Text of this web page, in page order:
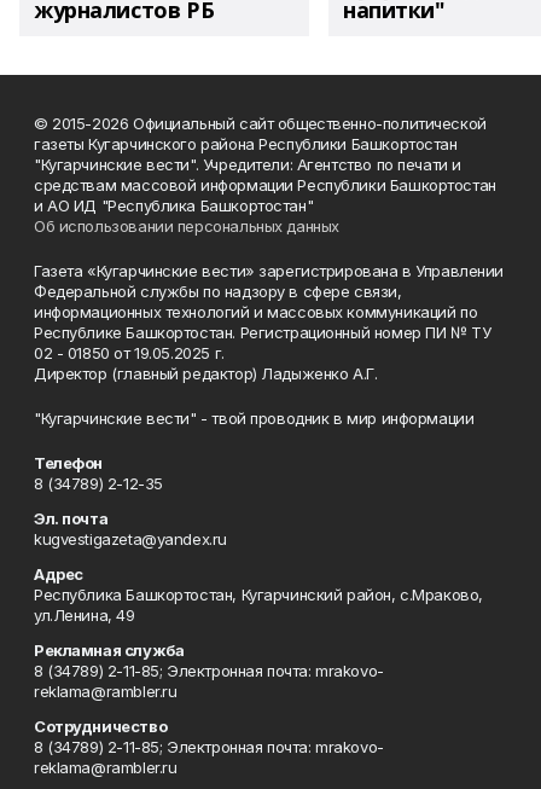
журналистов РБ напитки"
© 2015-2026 Официальный сайт общественно-политической
газеты Кугарчинского района Республики Башкортостан
"Кугарчинские вести". Учредители: Агентство по печати и
средствам массовой информации Республики Башкортостан
и АО ИД "Республика Башкортостан"
Об использовании персональных данных
Газета «Кугарчинские вести» зарегистрирована в Управлении
Федеральной службы по надзору в сфере связи,
информационных технологий и массовых коммуникаций по
Республике Башкортостан. Регистрационный номер ПИ № ТУ
02 - 01850 от 19.05.2025 г.
Директор (главный редактор) Ладыженко А.Г.
"Кугарчинские вести" - твой проводник в мир информации
Телефон
8 (34789) 2-12-35
Эл. почта
kugvestigazeta@yandex.ru
Адрес
Республика Башкортостан, Кугарчинский район, с.Мраково,
ул.Ленина, 49
Рекламная служба
8 (34789) 2-11-85; Электронная почта: mrakovo-
reklama@rambler.ru
Сотрудничество
8 (34789) 2-11-85; Электронная почта: mrakovo-
reklama@rambler.ru